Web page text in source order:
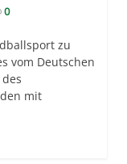
0
zu
vom Deutschen
mit